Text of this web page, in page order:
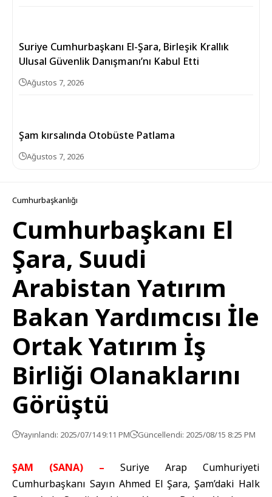
Suriye Cumhurbaşkanı El-Şara, Birleşik Krallık
Ulusal Güvenlik Danışmanı’nı Kabul Etti
Ağustos 7, 2026
Şam kırsalında Otobüste Patlama
Ağustos 7, 2026
Cumhurbaşkanlığı
Cumhurbaşkanı El
Şara, Suudi
Arabistan Yatırım
Bakan Yardımcısı İle
Ortak Yatırım İş
Birliği Olanaklarını
Görüştü
Yayınlandı: 2025/07/14 9:11 PM Güncellendi: 2025/08/15 8:25 PM
ŞAM (SANA) –
Suriye Arap Cumhuriyeti
Cumhurbaşkanı Sayın Ahmed El Şara, Şam’daki Halk